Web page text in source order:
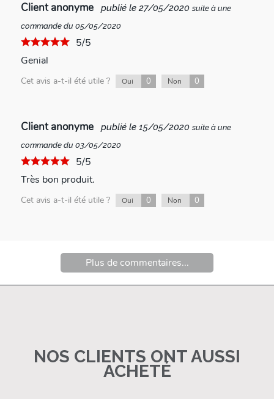
Client anonyme publié le 27/05/2020 suite à une
commande du 05/05/2020
5/5
Genial
Cet avis a-t-il été utile ? Oui 0 Non 0
Client anonyme publié le 15/05/2020 suite à une
commande du 03/05/2020
5/5
Très bon produit.
Cet avis a-t-il été utile ? Oui 0 Non 0
Plus de commentaires...
NOS CLIENTS ONT AUSSI
ACHETÉ